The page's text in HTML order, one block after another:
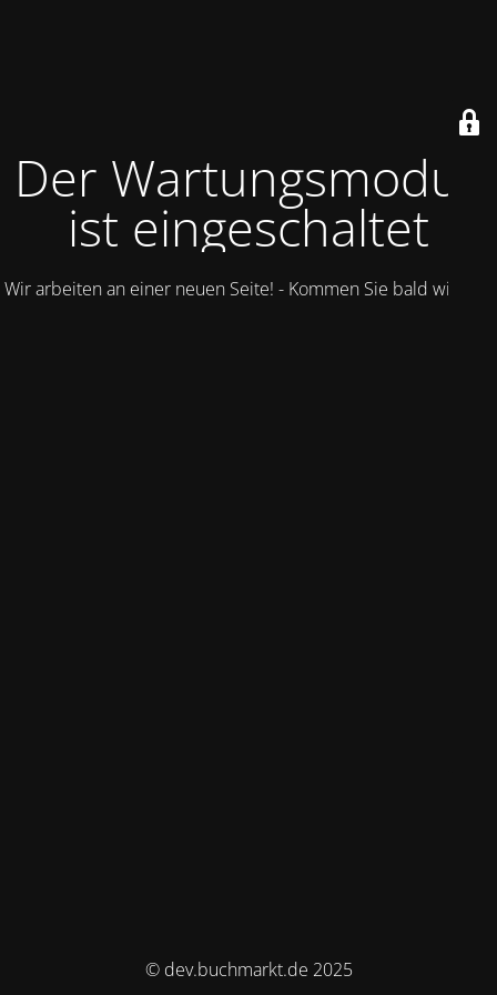
Der Wartungsmodus
ist eingeschaltet
Wir arbeiten an einer neuen Seite! - Kommen Sie bald wieder.
© dev.buchmarkt.de 2025